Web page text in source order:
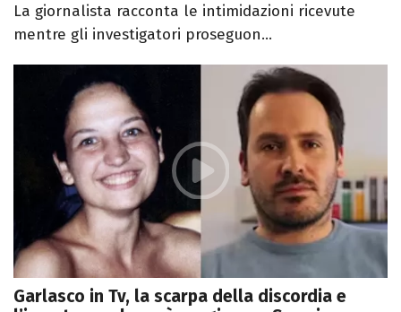
La giornalista racconta le intimidazioni ricevute
mentre gli investigatori proseguon...
Garlasco in Tv, la scarpa della discordia e